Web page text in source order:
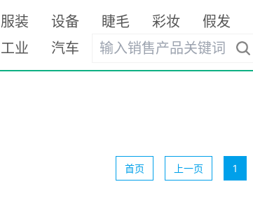
服装 设备 睫毛 彩妆 假发
工业 汽车
首页 上一页 1